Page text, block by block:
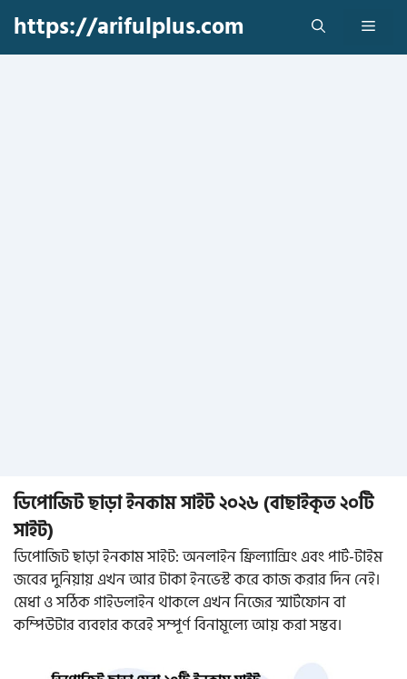
content
https://arifulplus.com Menu
ডিপোজিট ছাড়া ইনকাম সাইট ২০২৬ (বাছাইকৃত ২০টি
সাইট)
ডিপোজিট ছাড়া ইনকাম সাইট: অনলাইন ফ্রিল্যান্সিং এবং পার্ট-টাইম
জবের দুনিয়ায় এখন আর টাকা ইনভেস্ট করে কাজ করার দিন নেই।
মেধা ও সঠিক গাইডলাইন থাকলে এখন নিজের স্মার্টফোন বা
কম্পিউটার ব্যবহার করেই সম্পূর্ণ বিনামূল্যে আয় করা সম্ভব।